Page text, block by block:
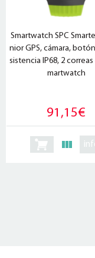
Smartwatch SPC
nior GPS, cámara, botón
sistencia IP68, 2 correas
martwatch
91,15€